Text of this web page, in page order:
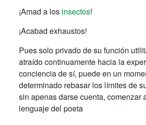
¡Amad a los insectos!
¡Acabad exhaustos!
Pues solo privado de su función
atraído continuamente hacia la
conciencia de sí, puede en un
determinado rebasar los límites de
sin apenas darse cuenta, comenzar
lenguaje del poeta